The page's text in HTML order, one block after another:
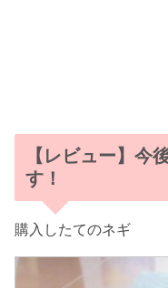
【レビュー】今
す！
購入したてのネギ